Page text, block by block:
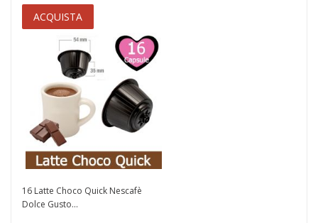
ACQUISTA
16 Latte Choco Quick Nescafè
Dolce Gusto...